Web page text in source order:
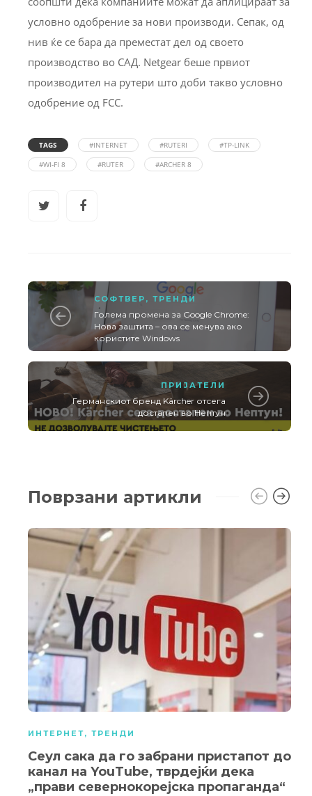
условно одобрение за нови производи. Сепак, од
нив ќе се бара да преместат дел од своето
производство во САД. Netgear беше првиот
производител на рутери што доби такво условно
одобрение од FCC.
TAGS #INTERNET #RUTERI
#TP-LINK
#WI-FI 8
#RUTER #ARCHER 8
СОФТВЕР , ТРЕНДИ
Голема промена за Google Chrome:
Нова заштита – ова се менува ако
користите Windows
ПРИЈАТЕЛИ
Германскиот бренд Kärcher отсега
достапен во Нептун
Поврзани артикли
ИНТЕРНЕТ, ТРЕНДИ
Сеул сака да го забрани пристапот до
канал на YouTube, тврдејќи дека
„прави севернокорејска пропаганда“